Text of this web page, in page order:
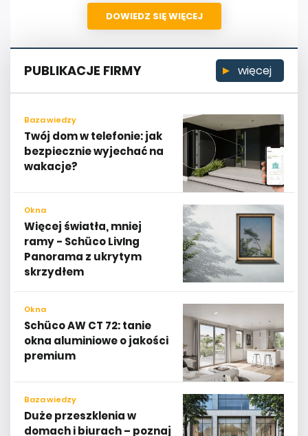
DOWIEDZ SIĘ WIĘCEJ
PUBLIKACJE FIRMY więcej
Baza wiedzy
Twój dom w telefonie: jak
bezpiecznie wyjechać na
wakacje?
Okna
Więcej światła, mniej
ramy - Schüco LivIng
Panorama z ukrytym
skrzydłem
Okna
Schüco AW CT 72: tanie
okna aluminiowe o jakości
premium
Baza wiedzy
Duże przeszklenia w
domach i biurach – poznaj